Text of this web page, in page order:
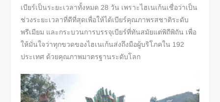
เบียร์เป็นระยะเวลาทั้งหมด 28 วัน เพราะไฮเนเก้นเชื่อว่าเป็น
ช่วงระยะเวลาที่ดีที่สุดเพื่อให้ได้เบียร์คุณภาพรสชาติระดับ
พรีเมียม และกระบวนการบรรจุเบียร์ที่ทันสมัยแต่พิถีพิถัน เพื่อ
ให้มั่นใจว่าทุกขวดของไฮเนเก้นส่งถึงมือผู้บริโภคใน 192
ประเทศ ด้วยคุณภาพมาตรฐานระดับโลก